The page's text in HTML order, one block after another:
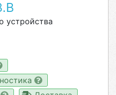
устройства